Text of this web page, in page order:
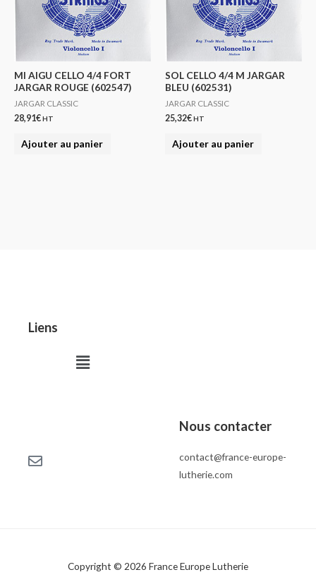
MI AIGU CELLO 4/4 FORT
JARGAR ROUGE (602547)
JARGAR CLASSIC
28,91€HT
Ajouter au panier
SOL CELLO 4/4 M JARGAR
BLEU (602531)
JARGAR CLASSIC
25,32€HT
Ajouter au panier
Liens
Menu
Nous contacter
contact@france-europe-
lutherie.com
Copyright © 2026 France Europe Lutherie